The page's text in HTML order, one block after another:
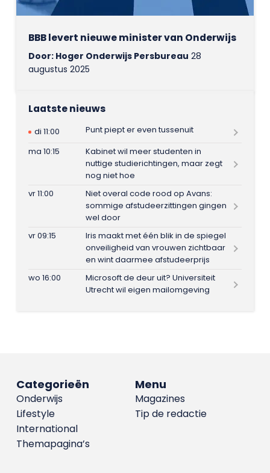
BBB levert nieuwe minister van Onderwijs
Door: Hoger Onderwijs Persbureau 28
augustus 2025
Laatste nieuws
di 11:00
Punt piept er even tussenuit
ma 10:15
Kabinet wil meer studenten in
nuttige studierichtingen, maar zegt
nog niet hoe
vr 11:00
Niet overal code rood op Avans:
sommige afstudeerzittingen gingen
wel door
vr 09:15
Iris maakt met één blik in de spiegel
onveiligheid van vrouwen zichtbaar
en wint daarmee afstudeerprijs
wo 16:00
Microsoft de deur uit? Universiteit
Utrecht wil eigen mailomgeving
Menu
Magazines
Tip de redactie
Categorieën
Onderwijs
Lifestyle
International
Themapagina’s